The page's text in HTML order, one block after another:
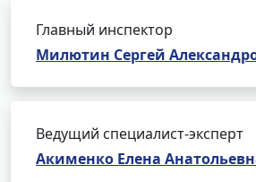
Главный инспектор
Милютин Сергей
Ведущий специалист-эксперт
Акименко Елена